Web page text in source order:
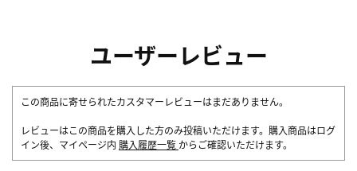
ユーザーレビュー
この商品に寄せられたカスタマーレビューはまだありません。
レビューはこの商品を購入した方のみ投稿いただけます。購入商品はログ
イン後、マイページ内 購入履歴一覧 からご確認いただけます。